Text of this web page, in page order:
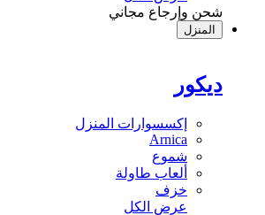
شحن وإرجاع مجاني
المنزل
ديكور
إكسسوارات المنزل
Arnica
شموع
ألعاب طاولة
خزف
عرض الكل